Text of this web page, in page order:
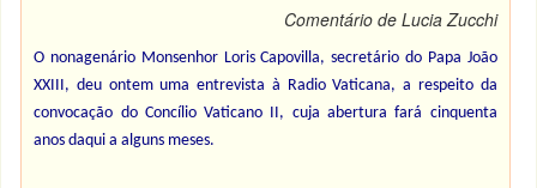
Comentário de Lucia Zucchi
O nonagenário Monsenhor Loris Capovilla, secretário do Papa João
XXIII, deu ontem uma entrevista à Radio Vaticana, a respeito da
convocação do Concílio Vaticano II, cuja abertura fará cinquenta
anos daqui a alguns meses.